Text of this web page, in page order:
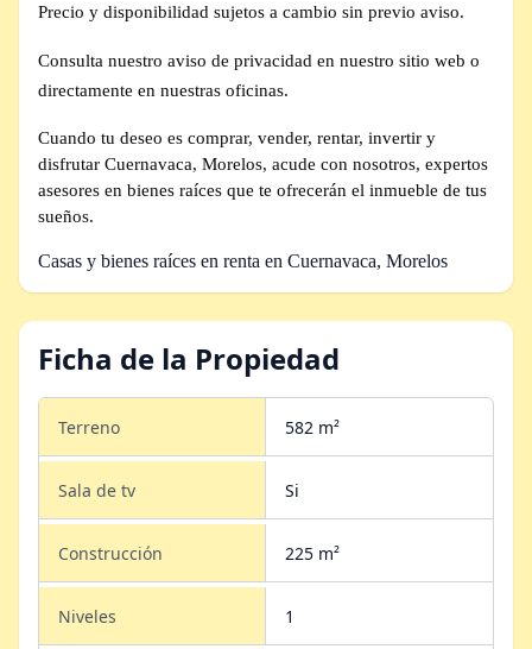
Precio y disponibilidad sujetos a cambio sin previo aviso.
Consulta nuestro aviso de privacidad en nuestro sitio web o
directamente en nuestras oficinas.
Cuando tu deseo es comprar, vender, rentar, invertir y
disfrutar Cuernavaca, Morelos, acude con nosotros, expertos
asesores en bienes raíces que te ofrecerán el inmueble de tus
sueños.
Casas y bienes raíces en renta en Cuernavaca, Morelos
Ficha de la Propiedad
Terreno 582 m²
Sala de tv Si
Construcción 225 m²
Niveles 1